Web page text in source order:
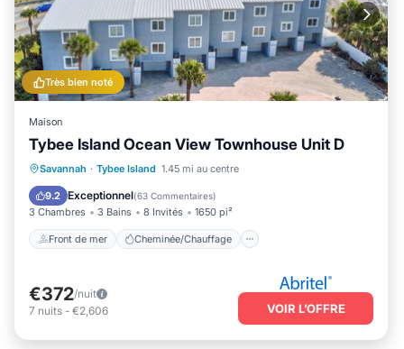
Très bien noté
Maison
Tybee Island Ocean View Townhouse Unit D
Savannah · Tybee Island 1.45 mi au centre
9.2 Exceptionnel(63 Commentaires)
3 Chambres 3 Bains 8 Invités 1650 pi²
Front de mer Cheminée/Chauffage
Front de mer
Cheminée/Chauffage
Vue sur l’océan
Balcon/Terrasse
€372/nuit
7 nuits - €2,606 VOIR L’OFFRE